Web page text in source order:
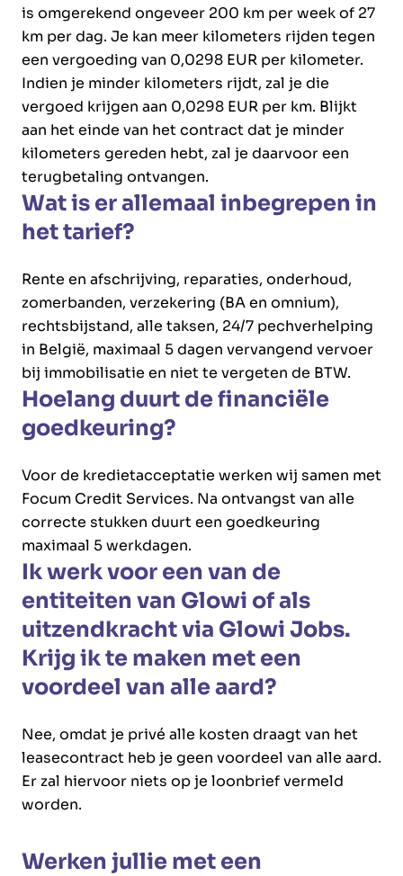
is omgerekend ongeveer 200 km per week of 27
km per dag. Je kan meer kilometers rijden tegen
een vergoeding van 0,0298 EUR per kilometer.
Indien je minder kilometers rijdt, zal je die
vergoed krijgen aan 0,0298 EUR per km. Blijkt
aan het einde van het contract dat je minder
kilometers gereden hebt, zal je daarvoor een
terugbetaling ontvangen.
Wat is er allemaal inbegrepen in
het tarief?
Rente en afschrijving, reparaties, onderhoud,
zomerbanden, verzekering (BA en omnium),
rechtsbijstand, alle taksen, 24/7 pechverhelping
in België, maximaal 5 dagen vervangend vervoer
bij immobilisatie en niet te vergeten de BTW.
Hoelang duurt de financiële
goedkeuring?
Voor de kredietacceptatie werken wij samen met
Focum Credit Services. Na ontvangst van alle
correcte stukken duurt een goedkeuring
maximaal 5 werkdagen.
Ik werk voor een van de
entiteiten van Glowi of als
uitzendkracht via Glowi Jobs.
Krijg ik te maken met een
voordeel van alle aard?
Nee, omdat je privé alle kosten draagt van het
leasecontract heb je geen voordeel van alle aard.
Er zal hiervoor niets op je loonbrief vermeld
worden.
Werken jullie met een